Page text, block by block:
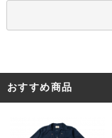
おすすめ商品